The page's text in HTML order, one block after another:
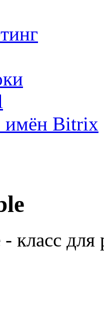
имён Bitrix
- класс